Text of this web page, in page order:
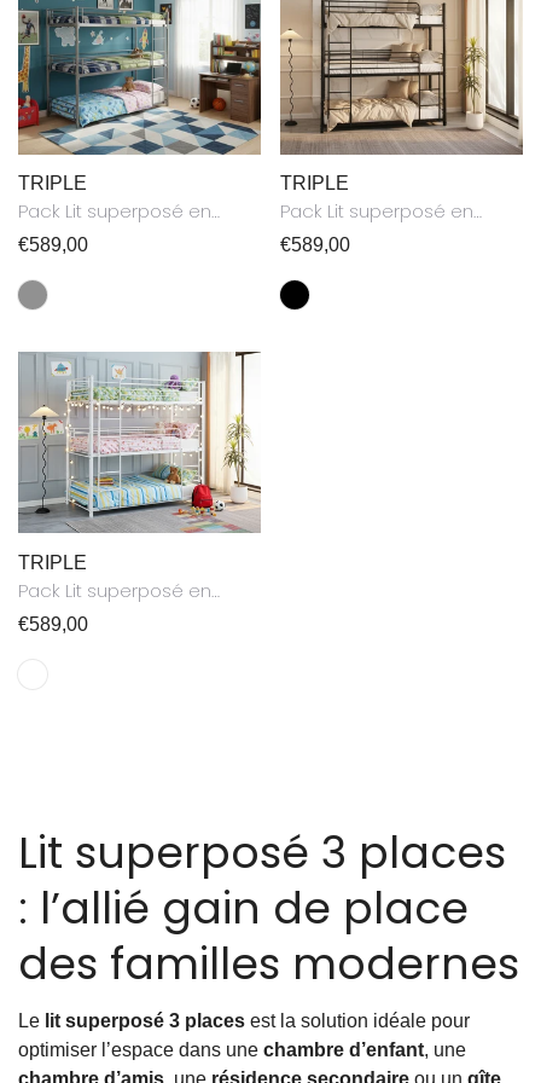
TRIPLE
Pack Lit superposé en
métal gris 3 couchages
Prix
habituel
€589,00
TRIPLE
Pack Lit superposé en
métal noir 3 couchages
Prix
habituel
€589,00
TRIPLE
Pack Lit superposé en
métal blanc 3 couchages
Prix
€589,00
Lit superposé 3 places
: l’allié gain de place
des familles modernes
Le lit superposé 3 places est la solution idéale pour
optimiser l’espace dans une chambre d’enfant, une
chambre d’amis , une résidence secondaire ou un gîte